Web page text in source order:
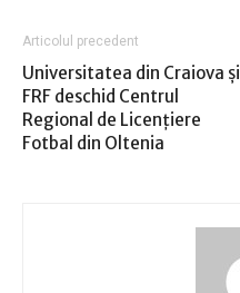
Articolul precedent
Universitatea din Craiova şi
FRF deschid Centrul
Regional de Licențiere
Fotbal din Oltenia